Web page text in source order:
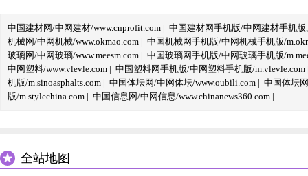
中国建材网/中网建材/www.cnprofit.com | 中国建材网手机版/中网建材手机版
机械网/中网机械/www.okmao.com | 中国机械网手机版/中网机械手机版/
玻璃网/中网玻璃/www.meesm.com | 中国玻璃网手机版/中网玻璃手机版/
中网塑料/www.vlevle.com | 中国塑料网手机版/中网塑料手机版/m.vlevle.com
机版/m.sinoasphalts.com | 中国体坛网/中网体坛/www.oubili.com | 中国体坛
版/m.stylechina.com | 中国信息网/中网信息/www.chinanews360.com |
全站地图